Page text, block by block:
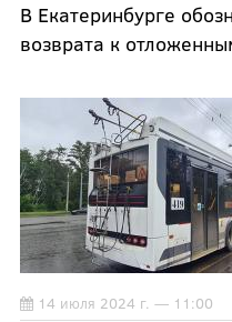
В Екатеринбурге
возврата к
14 июля 2024 г. — 11:00